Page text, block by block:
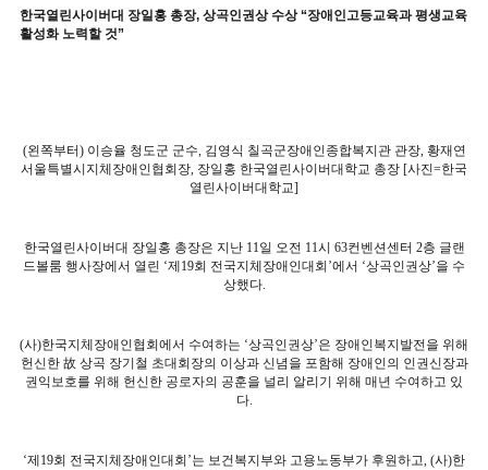
한국열린사이버대 장일홍 총장, 상곡인권상 수상 “장애인고등교육과 평생교육
활성화 노력할 것”
(왼쪽부터) 이승율 청도군 군수, 김영식 칠곡군장애인종합복지관 관장, 황재연
서울특별시지체장애인협회장, 장일홍 한국열린사이버대학교 총장 [사진=한국
열린사이버대학교]
한국열린사이버대 장일홍 총장은 지난 11일 오전 11시 63컨벤션센터 2층 글랜
드볼룸 행사장에서 열린 ‘제 19회 전국지체장애인대회 ’에서 ‘상곡인권상’을 수
상했다.
(사)한국지체장애인협회에서 수여하는 ‘상곡인권상’은 장애인복지발전을 위해
헌신한 故 상곡 장기철 초대회장의 이상과 신념을 포함해 장애인의 인권신장과
권익보호를 위해 헌신한 공로자의 공훈을 널리 알리기 위해 매년 수여하고 있
다.
‘제 19회 전국지체장애인대회 ’는 보건복지부와 고용노동부가 후원하고, (사)한